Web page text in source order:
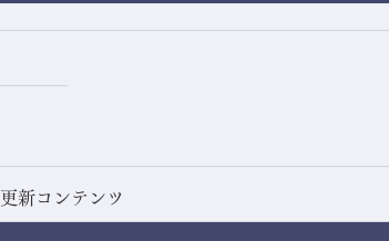
更新コンテンツ